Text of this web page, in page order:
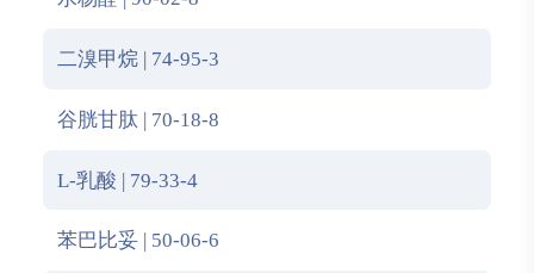
二溴甲烷 | 74-95-3
谷胱甘肽 | 70-18-8
L-乳酸 | 79-33-4
苯巴比妥 | 50-06-6